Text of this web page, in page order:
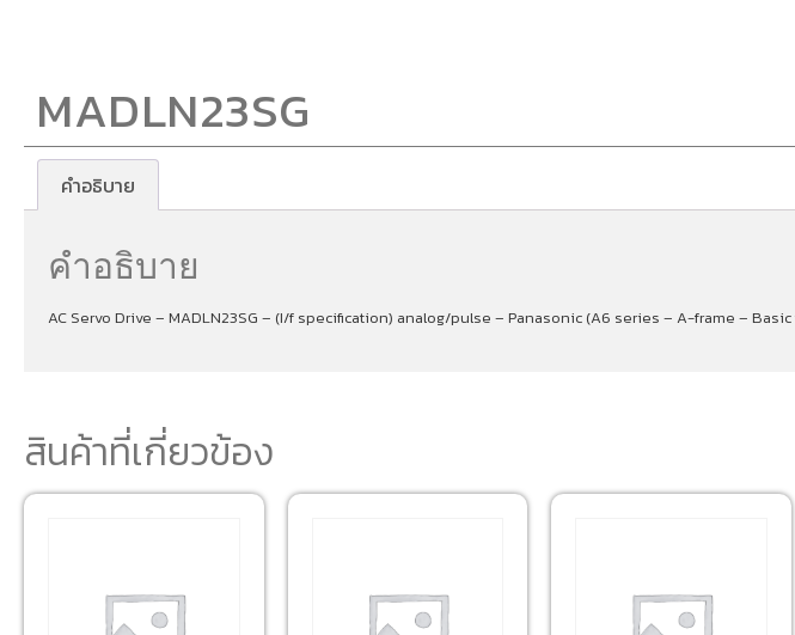
MADLN23SG
คำอธิบาย
คำอธิบาย
AC Servo Drive – MADLN23SG – (I/f specification) analog/pulse – Panasonic (A6 series – A-frame –
สินค้าที่เกี่ยวข้อง